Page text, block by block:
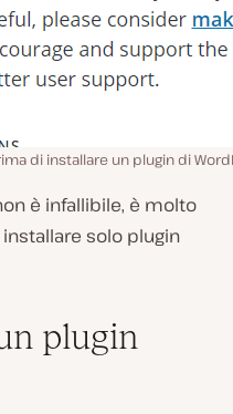
di installare un plugin di
è infallibile, è molto
solo plugin
plugin